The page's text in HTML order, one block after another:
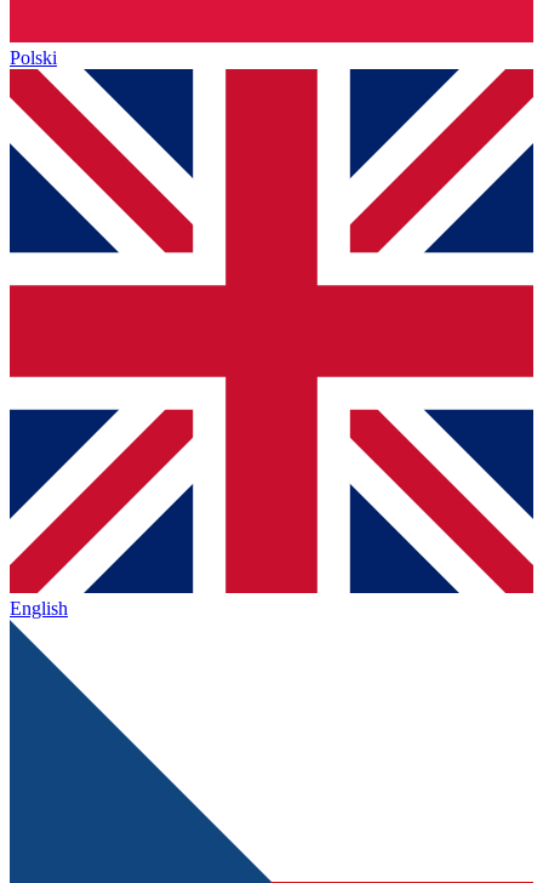
Polski
English